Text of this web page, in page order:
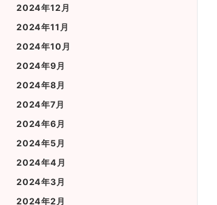
2024年12月
2024年11月
2024年10月
2024年9月
2024年8月
2024年7月
2024年6月
2024年5月
2024年4月
2024年3月
2024年2月